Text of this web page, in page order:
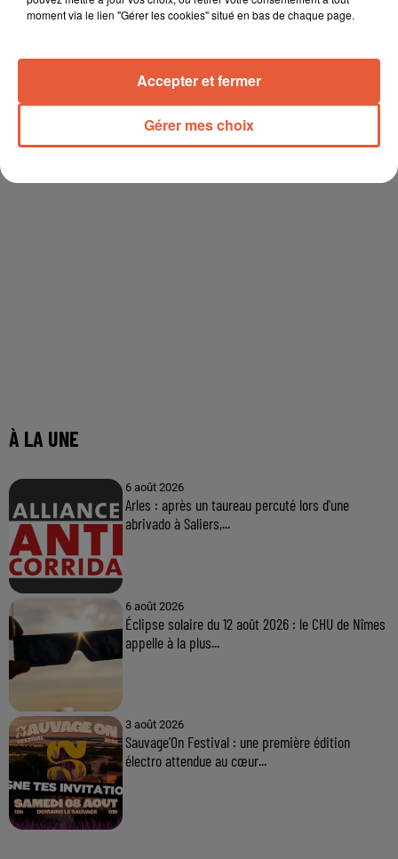
À LA UNE
6 août 2026
Arles : après un taureau percuté lors d'une
abrivado à Saliers,...
6 août 2026
Éclipse solaire du 12 août 2026 : le CHU de Nîmes
appelle à la plus...
3 août 2026
Sauvage'On Festival : une première édition
électro attendue au cœur...
moment via le lien "Gérer les cookies" situé en bas de chaque page.
Gérer mes choix
Accepter et fermer